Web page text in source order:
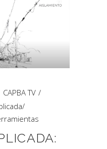
CAPBA TV
/